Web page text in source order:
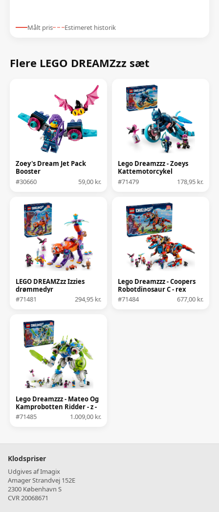
Målt pris Estimeret historik
Flere LEGO DREAMZzz sæt
Zoey's Dream Jet Pack
Booster
#30660
59,00 kr.
Lego Dreamzzz - Zoeys
Kattemotorcykel
#71479
178,95 kr.
LEGO DREAMZzz Izzies
drømmedyr
#71481
294,95 kr.
Lego Dreamzzz - Coopers
Robotdinosaur C - rex
#71484
677,00 kr.
Lego Dreamzzz - Mateo Og
Kamprobotten Ridder - z -
blob
#71485 1.009,00 kr.
Klodspriser
Udgives af Imagix
Amager Strandvej 152E
2300 København S
CVR 20068671